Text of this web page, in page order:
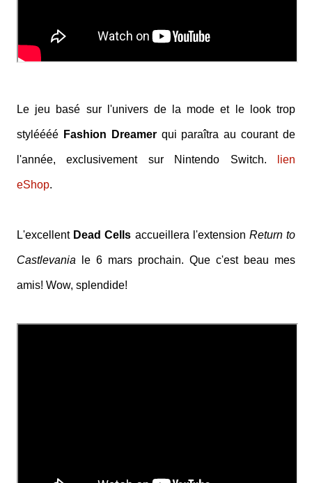
Le jeu basé sur l'univers de la mode et le look trop
styléééé Fashion Dreamerqui paraîtra au courant de
l'année, exclusivement sur Nintendo Switch. lien
eShop.
L'excellentDead Cells accueillera l'extension Return to
Castlevania le 6 mars prochain. Que c'est beau mes
amis! Wow, splendide!